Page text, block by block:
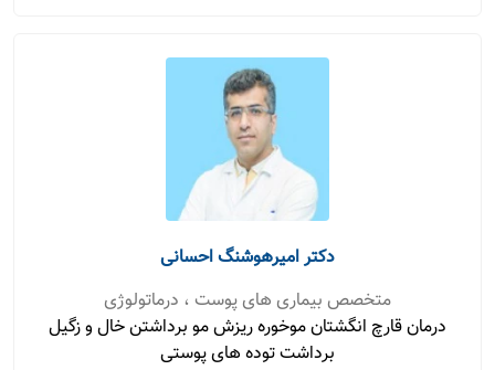
دکتر امیرهوشنگ احسانی
متخصص بیماری های پوست ، درماتولوژی
درمان قارچ انگشتان موخوره ریزش مو برداشتن خال و زگیل
برداشت توده های پوستی